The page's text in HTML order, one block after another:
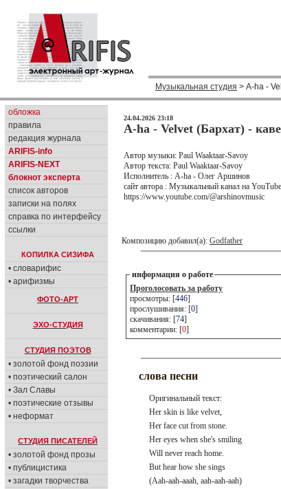
Музыкальная студия > A-ha -
обложка
правила
редакция журнала
ARIFIS-info
ARIFIS-NEXT
блокнот эксперта
список авторов
записки на полях
справка по интерфейсу
ссылки
КОПИЛКА СИЗИФА
• словарифис
• арифизмы
ФОТО-АРТ
ЭХО-СТУДИЯ
СТУДИЯ ПОЭТОВ
• золотой фонд поэзии
• поэтический салон
• Зал Славы
• поэтические отзывы
• неформат
СТУДИЯ ПИСАТЕЛЕЙ
• золотой фонд прозы
• публицистика
• загадки творчества
24.04.2026 23:18
A-ha - Velvet (Бархат) -
Автор музыки: Paul Waaktaar-Savoy
Автор текста: Paul Waaktaar-Savoy
Исполнитель : A-ha - Олег Аршинов
сайт автора : Музыкальный канал на
https://www.youtube.com/@arshinovmusic
Композицию добавил(а): Godfather
информация о работе
Проголосовать за работу
просмотры: [446]
прослушивания: [0]
скачивания: [74]
комментарии: [0]
слова песни
Оригинальный текст:
Her skin is like velvet,
Her face cut from stone.
Her eyes when she's smiling
Will never reach home.
But hear how she sings
(Aah-aah-aaah, aah-aah-aah)